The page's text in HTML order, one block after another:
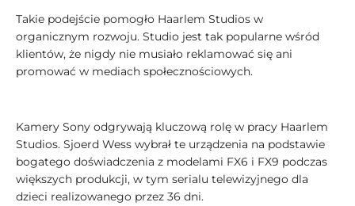
Takie podejście pomogło Haarlem Studios w
organicznym rozwoju. Studio jest tak popularne wśród
klientów, że nigdy nie musiało reklamować się ani
promować w mediach społecznościowych.
Kamery Sony odgrywają kluczową rolę w pracy Haarlem
Studios. Sjoerd Wess wybrał te urządzenia na podstawie
bogatego doświadczenia z modelami FX6 i FX9 podczas
większych produkcji, w tym serialu telewizyjnego dla
dzieci realizowanego przez 36 dni.